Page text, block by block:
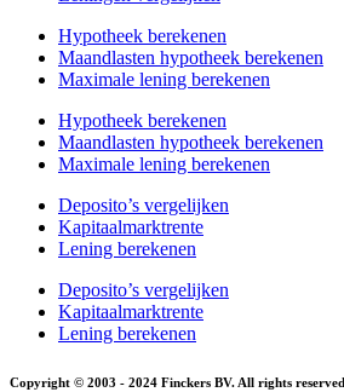
Hypotheek berekenen
Maandlasten hypotheek berekenen
Maximale lening berekenen
Hypotheek berekenen
Maandlasten hypotheek berekenen
Maximale lening berekenen
Deposito’s vergelijken
Kapitaalmarktrente
Lening berekenen
Deposito’s vergelijken
Kapitaalmarktrente
Lening berekenen
Copyright © 2003 - 2024 Finckers BV. All rights reserved